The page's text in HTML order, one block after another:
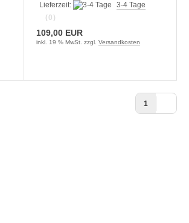
Lieferzeit:
3-4 Tage
(0)
109,00 EUR
inkl. 19 % MwSt. zzgl. Versandkosten
1